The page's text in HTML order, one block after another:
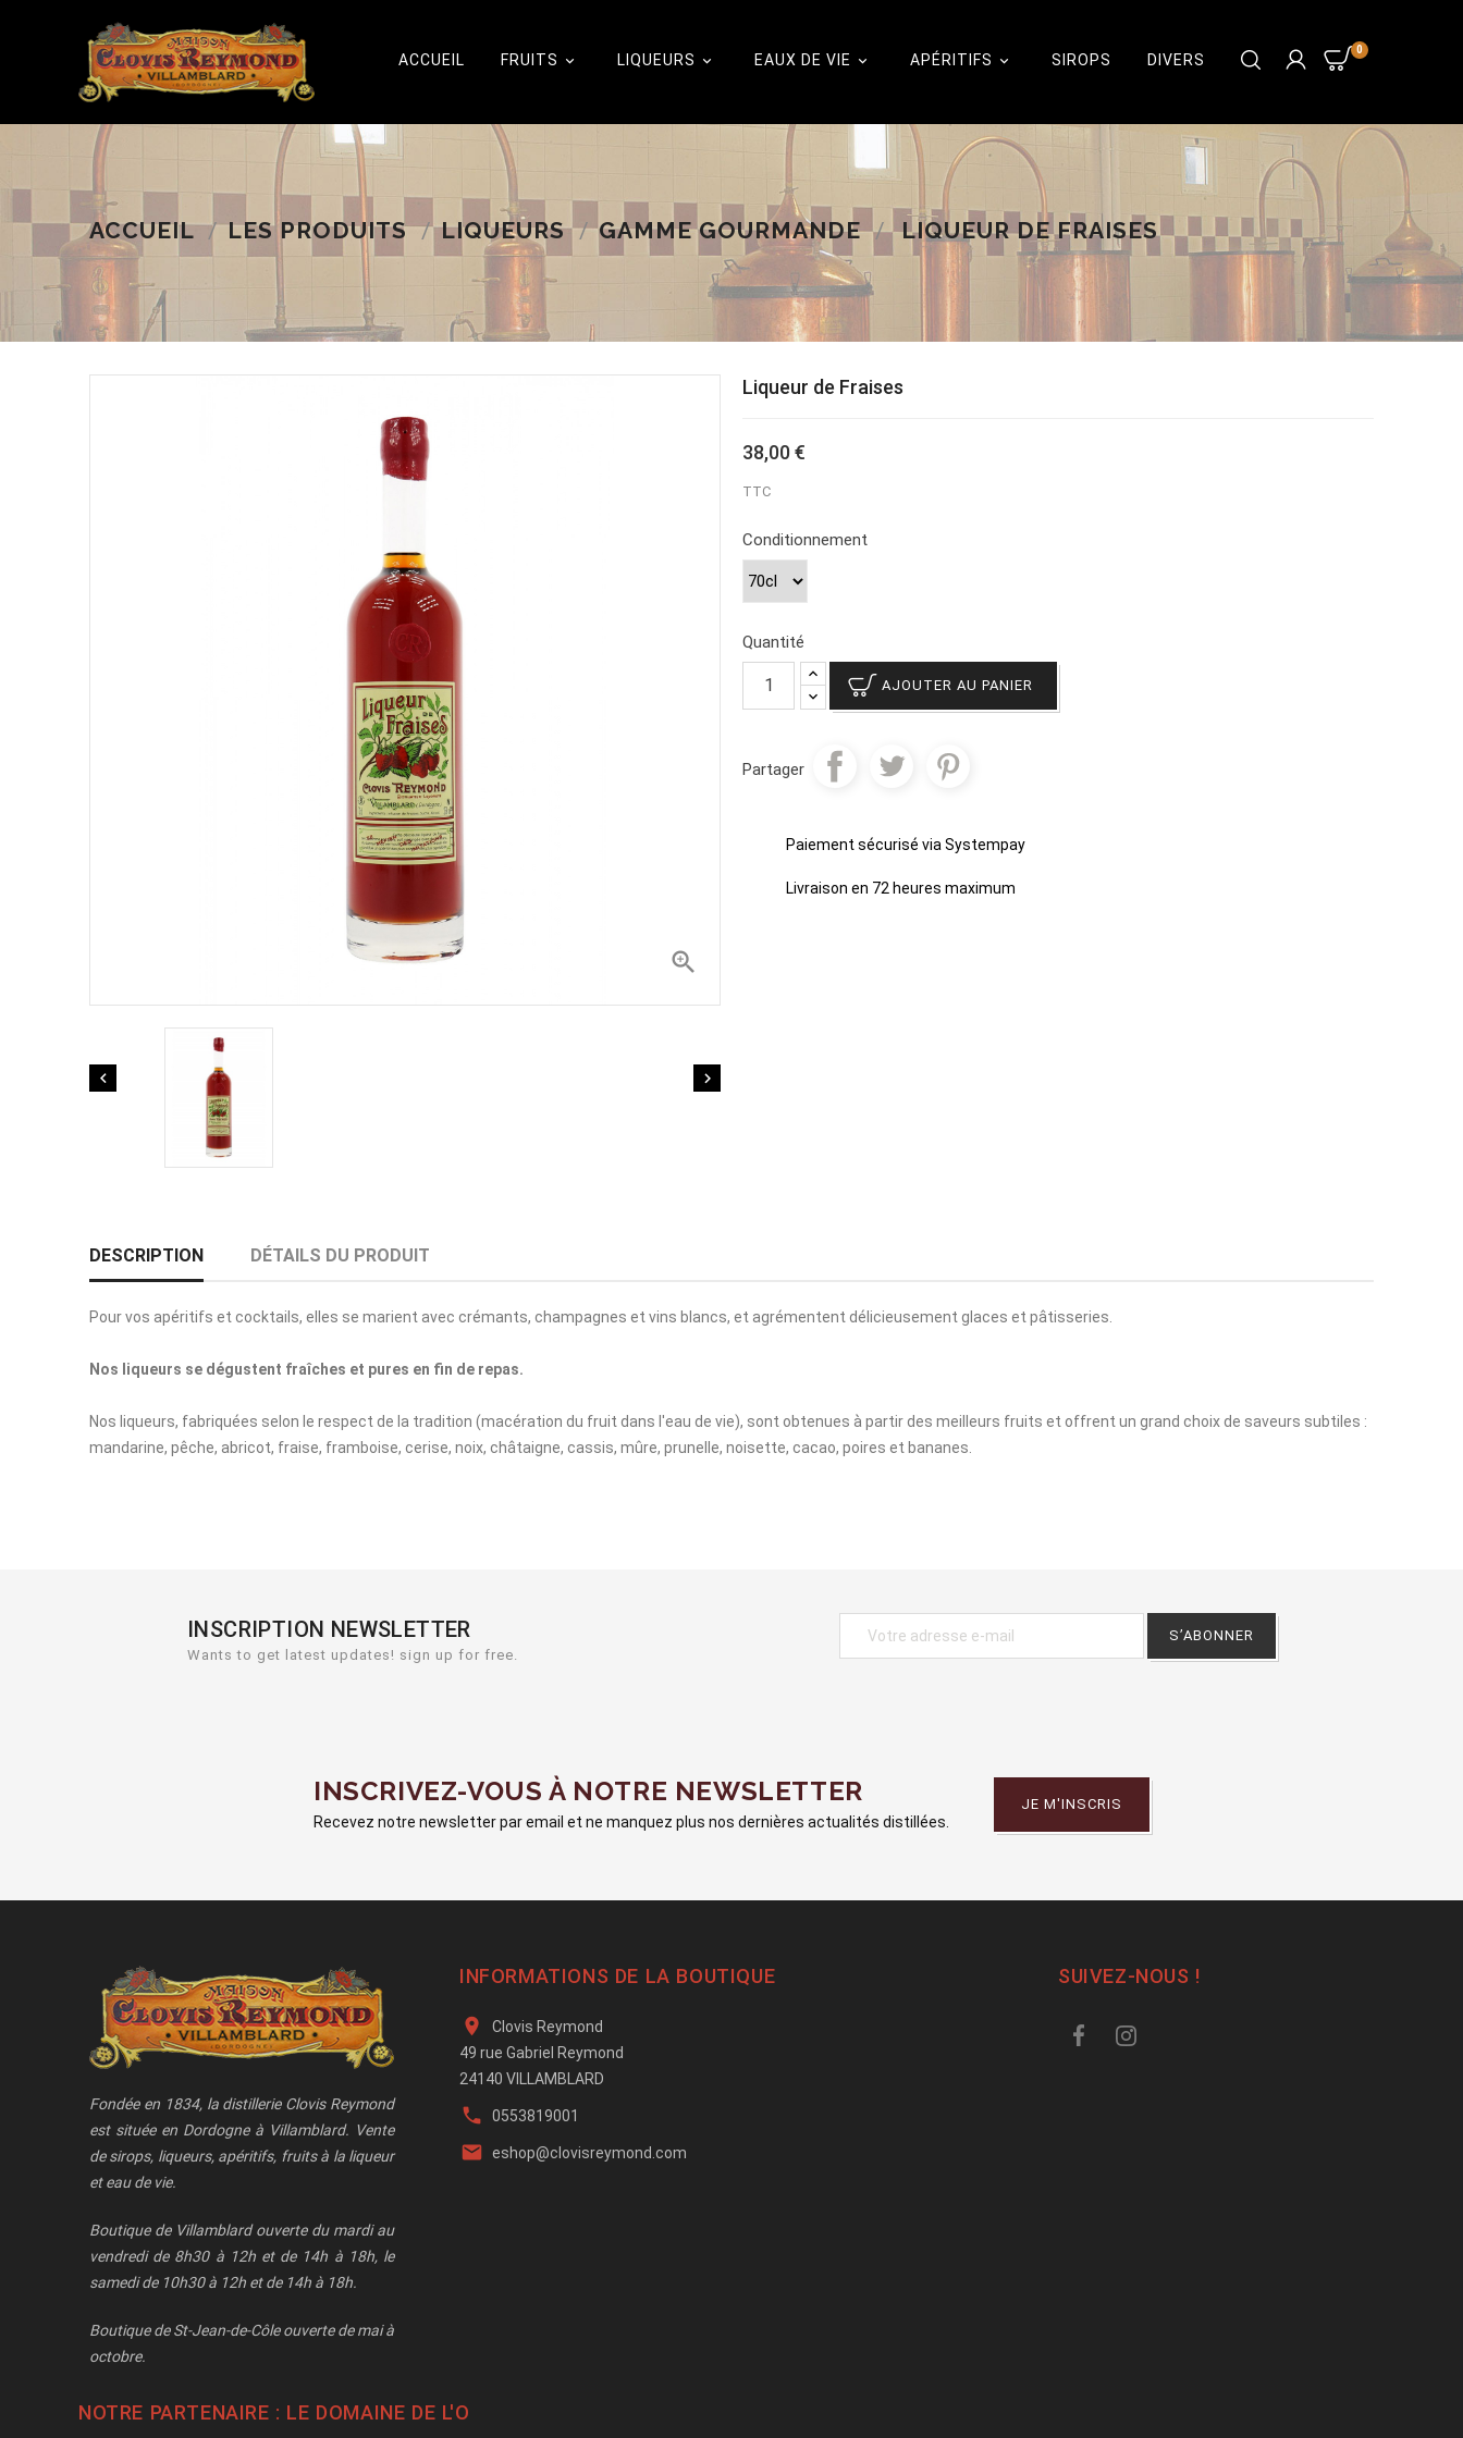
0
ACCUEIL 
FRUITS 
LIQUEURS 
EAUX DE VIE 
APÉRITIFS SIROPS DIVERS
ACCUEIL LES PRODUITS LIQUEURS GAMME GOURMANDE LIQUEUR DE FRAISES

 
Liqueur de Fraises
38,00 €
TTC
Conditionnement
Quantité
AJOUTER AU PANIER
Partager
Paiement sécurisé via Systempay
Livraison en 72 heures maximum
DESCRIPTION DÉTAILS DU PRODUIT
Pour vos apéritifs et cocktails, elles se marient avec crémants, champagnes et vins blancs, et agrémentent délicieusement glaces et pâtisseries.
Nos liqueurs se dégustent fraîches et pures en fin de repas.
Nos liqueurs, fabriquées selon le respect de la tradition (macération du fruit dans l'eau de vie), sont obtenues à partir des meilleurs fruits et offrent un grand choix de saveurs subtiles :
mandarine, pêche, abricot, fraise, framboise, cerise, noix, châtaigne, cassis, mûre, prunelle, noisette, cacao, poires et bananes.
INSCRIPTION NEWSLETTER
Wants to get latest updates! sign up for free.
INSCRIVEZ-VOUS À NOTRE NEWSLETTER
Recevez notre newsletter par email et ne manquez plus nos dernières actualités distillées.
JE M'INSCRIS
Fondée en 1834, la distillerie Clovis Reymond
est située en Dordogne à Villamblard. Vente
de sirops, liqueurs, apéritifs, fruits à la liqueur
et eau de vie.
Boutique de Villamblard ouverte du mardi au
vendredi de 8h30 à 12h et de 14h à 18h, le
samedi de 10h30 à 12h et de 14h à 18h.
Boutique de St-Jean-de-Côle ouverte de mai à
octobre.
INFORMATIONS DE LA BOUTIQUE

Clovis Reymond
49 rue Gabriel Reymond
24140 VILLAMBLARD
 0553819001
 eshop@clovisreymond.com
SUIVEZ-NOUS !
NOTRE PARTENAIRE : LE DOMAINE DE L'O